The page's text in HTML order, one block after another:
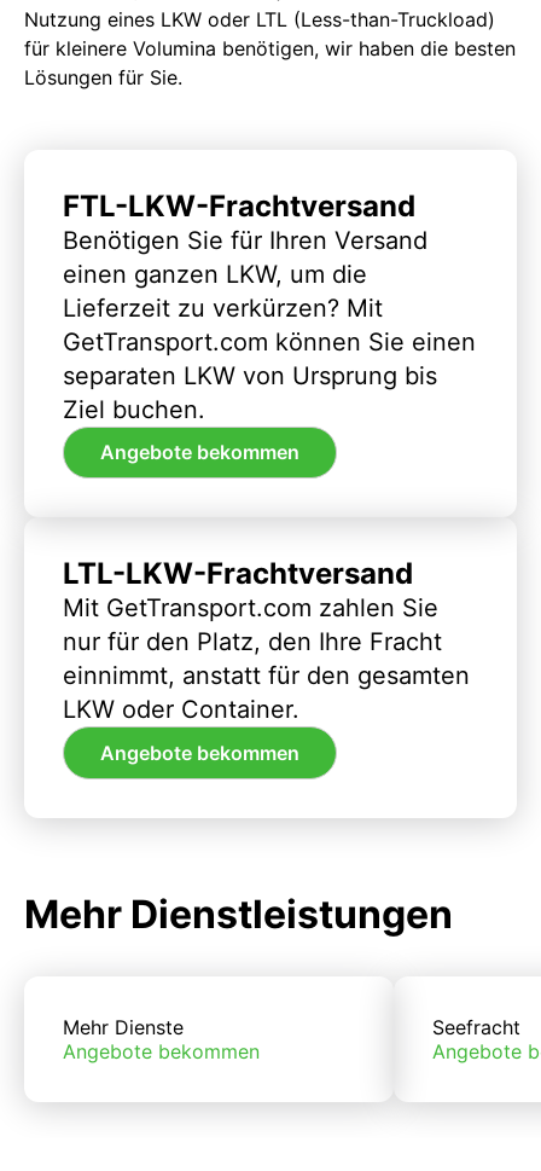
Nutzung eines LKW oder LTL (Less-than-Truckload)
für kleinere Volumina benötigen, wir haben die besten
Lösungen für Sie.
FTL-LKW-Frachtversand
Benötigen Sie für Ihren Versand
einen ganzen LKW, um die
Lieferzeit zu verkürzen? Mit
GetTransport.com können Sie einen
separaten LKW von Ursprung bis
Ziel buchen.
Angebote bekommen
LTL-LKW-Frachtversand
Mit GetTransport.com zahlen Sie
nur für den Platz, den Ihre Fracht
einnimmt, anstatt für den gesamten
LKW oder Container.
Angebote bekommen
Mehr Dienstleistungen
Mehr Dienste
Angebote bekommen
Seefracht
Angebote